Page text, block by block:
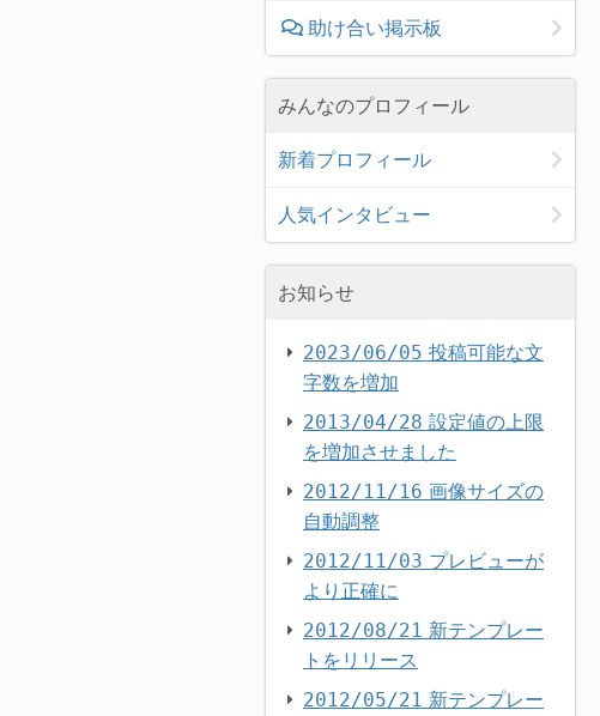
助け合い掲示板
みんなのプロフィール
新着プロフィール
人気インタビュー
お知らせ
2023/06/05 投稿可能な文
字数を増加
2013/04/28 設定値の上限
を増加させました
2012/11/16 画像サイズの
自動調整
2012/11/03 プレビューが
より正確に
2012/08/21 新テンプレー
トをリリース
2012/05/21 新テンプレー